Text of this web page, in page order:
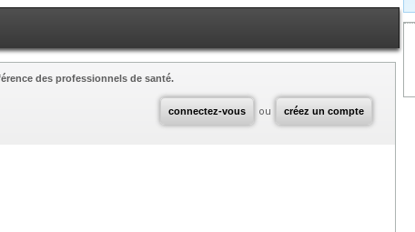
connectez-vous ou créez un compte
des professionnels de santé.